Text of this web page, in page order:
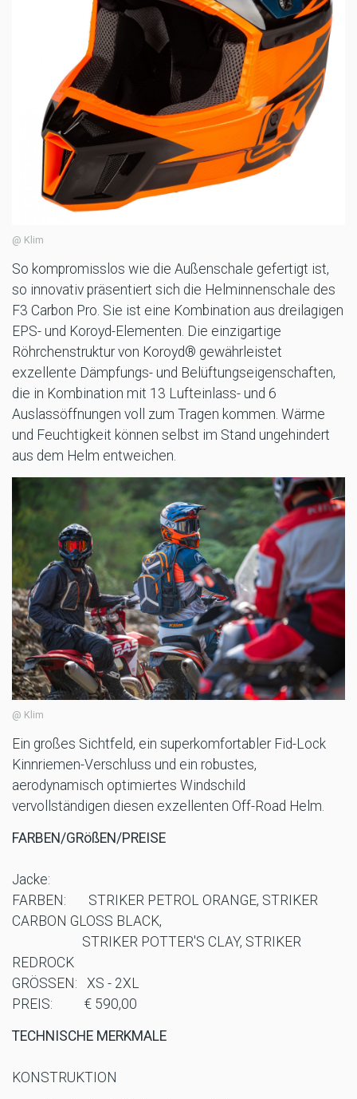
@ Klim
So kompromisslos wie die Außenschale gefertigt ist,
so innovativ präsentiert sich die Helminnenschale des
F3 Carbon Pro. Sie ist eine Kombination aus dreilagigen
EPS- und Koroyd-Elementen. Die einzigartige
Röhrchenstruktur von Koroyd® gewährleistet
exzellente Dämpfungs- und Belüftungseigenschaften,
die in Kombination mit 13 Lufteinlass- und 6
Auslassöffnungen voll zum Tragen kommen. Wärme
und Feuchtigkeit können selbst im Stand ungehindert
aus dem Helm entweichen.
@ Klim
Ein großes Sichtfeld, ein superkomfortabler Fid-Lock
Kinnriemen-Verschluss und ein robustes,
aerodynamisch optimiertes Windschild
vervollständigen diesen exzellenten Off-Road Helm.
FARBEN/GRößEN/PREISE
Jacke:
FARBEN: STRIKER PETROL ORANGE, STRIKER
CARBON GLOSS BLACK,
STRIKER POTTER'S CLAY, STRIKER
REDROCK
GRÖSSEN: XS - 2XL
PREIS: € 590,00
TECHNISCHE MERKMALE
KONSTRUKTION